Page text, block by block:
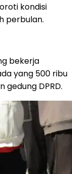
kondisi
perbulan.
bekerja
yang 500 ribu
gedung DPRD.